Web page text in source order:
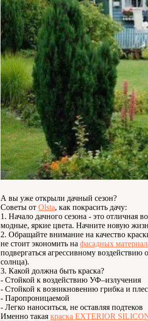
А вы уже открыли дачный сезон?
Советы от Olsta, как покрасить дачу:
1. Начало дачного сезона - это отличная
модные, яркие цвета. Начните новую
2. Обращайте внимание на качество
не стоит экономить на фасадных
подвергаться агрессивному воздействию
солнца).
3. Какой должна быть краска?
- Стойкой к воздействию УФ–излучения
- Стойкой к возникновению грибка и
- Паропроницаемой
- Легко наноситься, не оставляя подтеков
Именно такая краска EXTERIOR